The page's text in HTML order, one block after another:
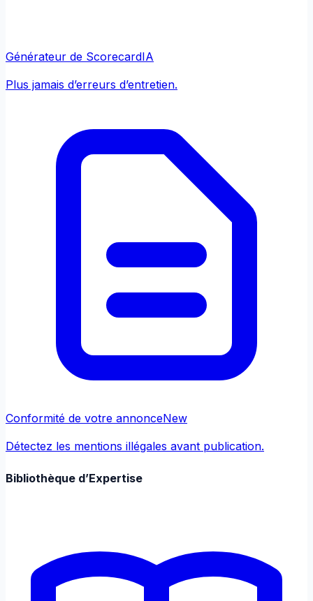
Générateur de ScorecardIA
Plus jamais d’erreurs d’entretien.
Conformité de votre annonceNew
Détectez les mentions illégales avant publication.
Bibliothèque d’Expertise